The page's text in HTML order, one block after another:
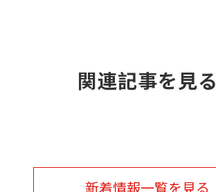
関連記事を見る
新着情報一覧を見る